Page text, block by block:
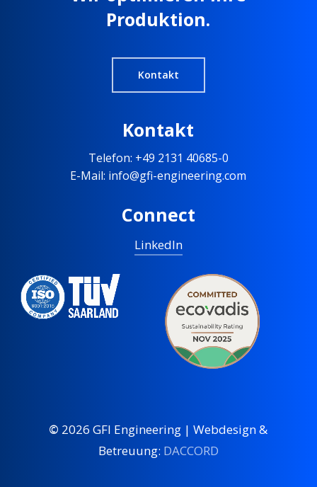
Produktion.
Kontakt
Kontakt
Telefon: +49 2131 40685-0
E-Mail: info@gfi-engineering.com
Connect
LinkedIn
© 2026 GFI Engineering | Webdesign &
Betreuung: DACCORD